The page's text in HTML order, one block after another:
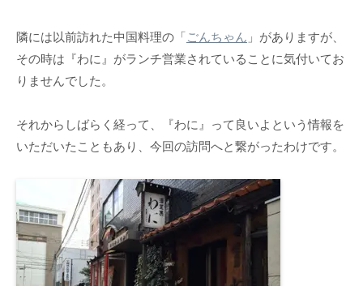
隣には以前訪れた中国料理の「ごんちゃん 」がありますが、
その時は『わに』がランチ営業されていることに気付いてお
りませんでした。
それからしばらく経って、『わに』って良いよという情報を
いただいたこともあり、今回の訪問へと繋がったわけです。